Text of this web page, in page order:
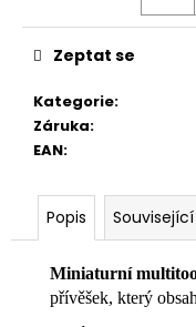
Kategorie:
Záruka:
EAN:
Zeptat se
Popis
Miniaturní
přívěšek, který
e
m
e